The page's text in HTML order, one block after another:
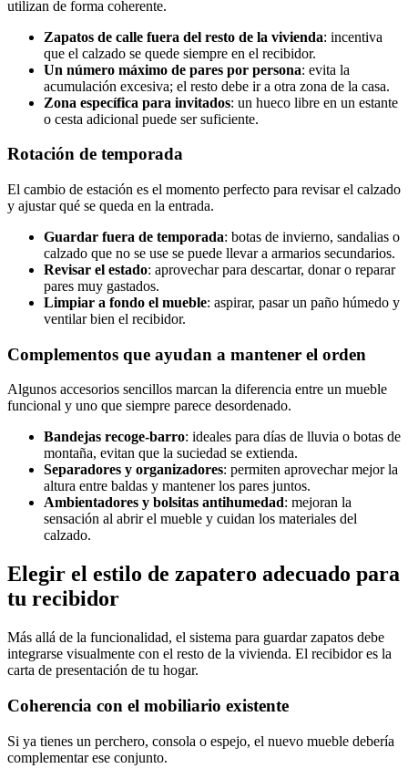
utilizan de forma coherente.
Zapatos de calle fuera del resto de la vivienda: incentiva
que el calzado se quede siempre en el recibidor.
Un número máximo de pares por persona: evita la
acumulación excesiva; el resto debe ir a otra zona de la casa.
Zona específica para invitados: un hueco libre en un estante
o cesta adicional puede ser suficiente.
Rotación de temporada
El cambio de estación es el momento perfecto para revisar el calzado
y ajustar qué se queda en la entrada.
Guardar fuera de temporada: botas de invierno, sandalias o
calzado que no se use se puede llevar a armarios secundarios.
Revisar el estado: aprovechar para descartar, donar o reparar
pares muy gastados.
Limpiar a fondo el mueble: aspirar, pasar un paño húmedo y
ventilar bien el recibidor.
Complementos que ayudan a mantener el orden
Algunos accesorios sencillos marcan la diferencia entre un mueble
funcional y uno que siempre parece desordenado.
Bandejas recoge-barro: ideales para días de lluvia o botas de
montaña, evitan que la suciedad se extienda.
Separadores y organizadores: permiten aprovechar mejor la
altura entre baldas y mantener los pares juntos.
Ambientadores y bolsitas antihumedad: mejoran la
sensación al abrir el mueble y cuidan los materiales del
calzado.
Elegir el estilo de zapatero adecuado para
tu recibidor
Más allá de la funcionalidad, el sistema para guardar zapatos debe
integrarse visualmente con el resto de la vivienda. El recibidor es la
carta de presentación de tu hogar.
Coherencia con el mobiliario existente
Si ya tienes un perchero, consola o espejo, el nuevo mueble debería
complementar ese conjunto.